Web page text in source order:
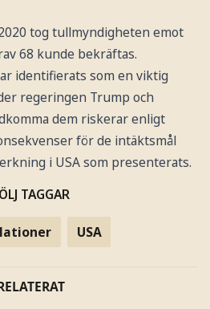
tog tullmyndigheten emot
68 kunde bekräftas.
identifierats som en viktig
regeringen Trump och
dem riskerar enligt
för de intäktsmål
i USA som presenterats.
TAGGAR
USA